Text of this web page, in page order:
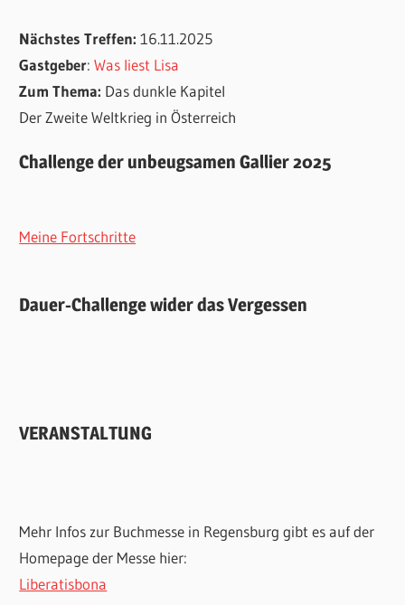
Nächstes Treffen:16.11.2025
Gastgeber:Was liest Lisa
Zum Thema: Das dunkle Kapitel
Der Zweite Weltkrieg in Österreich
Challenge der unbeugsamen Gallier 2025
Meine Fortschritte
Dauer-Challenge wider das Vergessen
VERANSTALTUNG
Mehr Infos zur Buchmesse in Regensburg gibt es auf der
Homepage der Messe hier:
Liberatisbona